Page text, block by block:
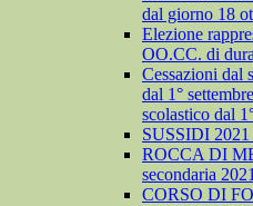
dal giorno 18
Elezione
OO.CC. di
Cessazioni dal
dal 1°
scolastico dal
SUSSIDI 2021
ROCCA DI
secondaria
CORSO DI